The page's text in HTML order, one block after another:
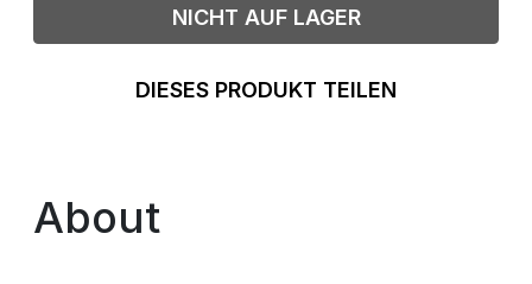
NICHT AUF LAGER
DIESES PRODUKT TEILEN
About